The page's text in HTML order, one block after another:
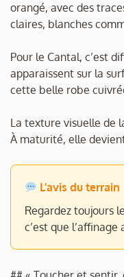
orangé, avec des
claires, blanches
Pour le Cantal, c’est
apparaissent sur la
cette belle robe
La texture visuelle de
À maturité, elle
L’avis du terrain
Regardez toujours
c’est que l’affinage